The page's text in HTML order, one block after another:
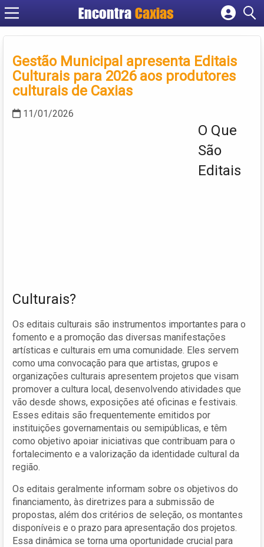
EncontraCaxias
Cadastrar empresa
Criar conta
Gestão Municipal apresenta Editais
Culturais para 2026 aos produtores
culturais de Caxias
11/01/2026
O Que
São
Editais
Culturais?
Os editais culturais são instrumentos importantes para o
fomento e a promoção das diversas manifestações
artísticas e culturais em uma comunidade. Eles servem
como uma convocação para que artistas, grupos e
organizações culturais apresentem projetos que visam
promover a cultura local, desenvolvendo atividades que
vão desde shows, exposições até oficinas e festivais.
Esses editais são frequentemente emitidos por
instituições governamentais ou semipúblicas, e têm
como objetivo apoiar iniciativas que contribuam para o
fortalecimento e a valorização da identidade cultural da
região.
Os editais geralmente informam sobre os objetivos do
financiamento, às diretrizes para a submissão de
propostas, além dos critérios de seleção, os montantes
disponíveis e o prazo para apresentação dos projetos.
Essa dinâmica se torna uma oportunidade crucial para